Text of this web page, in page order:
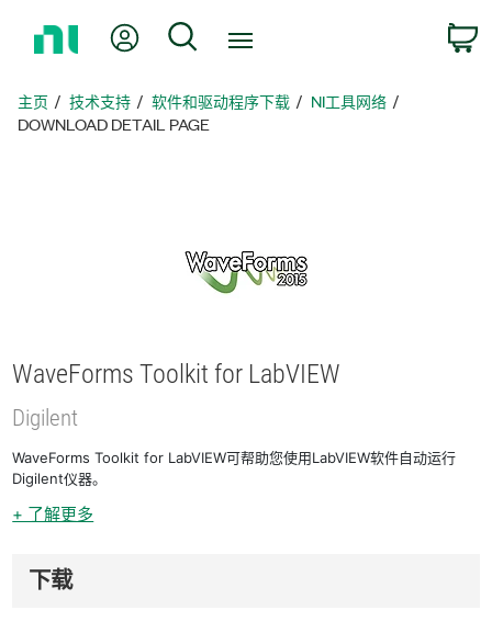
页
我的账户 搜索
主页 技术支持 软件和驱动程序下载
NI工具网络
DOWNLOAD DETAIL PAGE
WaveForms Toolkit for LabVIEW
Digilent
WaveForms Toolkit for LabVIEW可帮助您使用LabVIEW软件自动运行
Digilent仪器。
+ 了解更多
下载